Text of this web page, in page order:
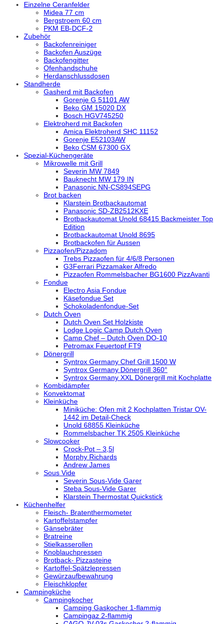
Einzelne Ceranfelder
Midea 77 cm
Bergstroem 60 cm
PKM EB-DCF-2
Zubehör
Backofenreiniger
Backofen Auszüge
Backofengitter
Ofenhandschuhe
Herdanschlussdosen
Standherde
Gasherd mit Backofen
Gorenje G 51101 AW
Beko GM 15020 DX
Bosch HGV745250
Elektroherd mit Backofen
Amica Elektroherd SHC 11152
Gorenje E52103AW
Beko CSM 67300 GX
Spezial-Küchengeräte
Mikrowelle mit Grill
Severin MW 7849
Bauknecht MW 179 IN
Panasonic NN-CS894SEPG
Brot backen
Klarstein Brotbackautomat
Panasonic SD-ZB2512KXE
Brotbackautomat Unold 68415 Backmeister Top
Edition
Brotbackautomat Unold 8695
Brotbackofen für Aussen
Pizzaofen/Pizzadom
Trebs Pizzaofen für 4/6/8 Personen
G3Ferrari Pizzamaker Alfredo
Pizzaofen Rommelsbacher BG1600 PizzAvanti
Fondue
Electro Asia Fondue
Käsefondue Set
Schokoladenfondue-Set
Dutch Oven
Dutch Oven Set Holzkiste
Lodge Logic Camp Dutch Oven
Camp Chef – Dutch Oven DO-10
Petromax Feuertopf FT9
Dönergrill
Syntrox Germany Chef Grill 1500 W
Syntrox Germany Dönergrill 360°
Syntrox Germany XXL Dönergrill mit Kochplatte
Kombidämpfer
Konvektomat
Kleinküche
Miniküche: Ofen mit 2 Kochplatten Tristar OV-
1442 im Detail-Check
Unold 68855 Kleinküche
Rommelsbacher TK 2505 Kleinküche
Slowcooker
Crock-Pot – 3,5l
Morphy Richards
Andrew James
Sous Vide
Severin Sous-Vide Garer
Steba Sous-Vide Garer
Klarstein Thermostat Quickstick
Küchenhelfer
Fleisch- Bratenthermometer
Kartoffelstampfer
Gänsebräter
Bratreine
Stielkasserollen
Knoblauchpressen
Brotback- Pizzasteine
Kartoffel-Spätzlepressen
Gewürzaufbewahrung
Fleischklopfer
Campingküche
Campingkocher
Camping Gaskocher 1-flammig
Campingaz 2-flammig